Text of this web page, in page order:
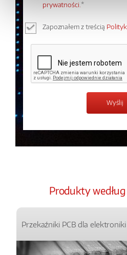
prywatności.*
Zapoznałem z treścią
Produkty
Przekaźniki PCB dla elektroniki